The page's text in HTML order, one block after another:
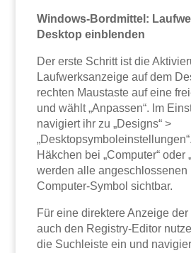
Windows-Bordmittel:
Desktop einblenden
Der erste Schritt ist die
Laufwerksanzeige auf dem
rechten Maustaste auf eine
und wählt „Anpassen“. Im
navigiert ihr zu „Designs“ >
Häkchen bei „Computer“ oder
werden alle angeschlossenen
Computer-Symbol sichtbar.
Für eine direktere Anzeige
auch den Registry-Editor
die Suchleiste ein und